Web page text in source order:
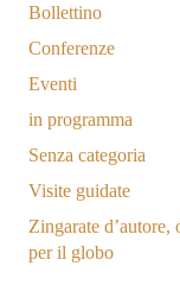
Bollettino
Conferenze
Eventi
in programma
Senza categoria
Visite guidate
Zingarate
per il globo